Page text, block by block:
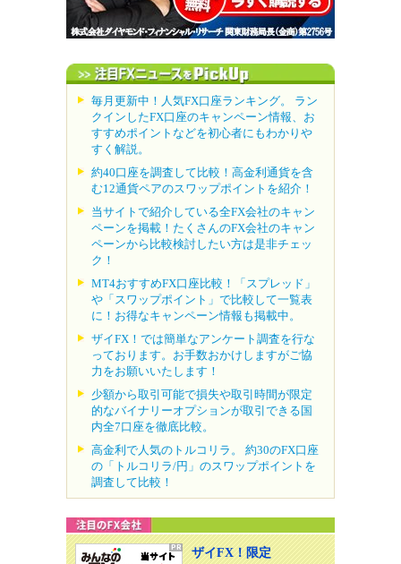
毎月更新中！人気FX口座ランキング。 ラン
クインしたFX口座のキャンペーン情報、お
すすめポイントなどを初心者にもわかりや
すく解説。
約40口座を調査して比較！高金利通貨を含
む12通貨ペアのスワップポイントを紹介！
当サイトで紹介している全FX会社のキャン
ペーンを掲載！たくさんのFX会社のキャン
ペーンから比較検討したい方は是非チェッ
ク！
MT4おすすめFX口座比較！「スプレッド」
や「スワップポイント」で比較して一覧表
に！お得なキャンペーン情報も掲載中。
ザイFX！では簡単なアンケート調査を行な
っております。お手数おかけしますがご協
力をお願いいたします！
少額から取引可能で損失や取引時間が限定
的なバイナリーオプションが取引できる国
内全7口座を徹底比較。
高金利で人気のトルコリラ。 約30のFX口座
の「トルコリラ/円」のスワップポイントを
調査して比較！
ザイFX！限定